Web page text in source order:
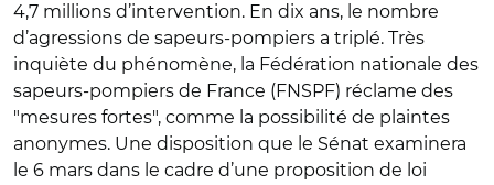
4,7 millions d’intervention. En dix ans, le nombre
d’agressions de sapeurs-pompiers a triplé. Très
inquiète du phénomène, la Fédération nationale des
sapeurs-pompiers de France (FNSPF) réclame des
"mesures fortes", comme la possibilité de plaintes
anonymes. Une disposition que le Sénat examinera
le 6 mars dans le cadre d’une proposition de loi